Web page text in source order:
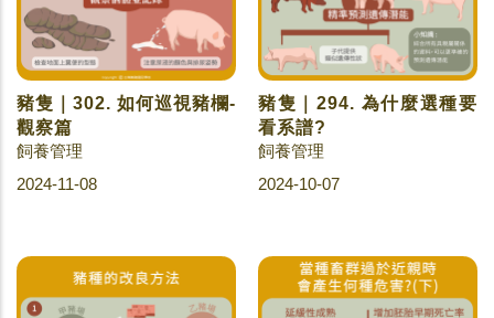
豬隻｜302. 如何巡視豬欄-
觀察篇
飼養管理
2024-11-08
豬隻｜294. 為什麼選種要
看系譜?
飼養管理
2024-10-07